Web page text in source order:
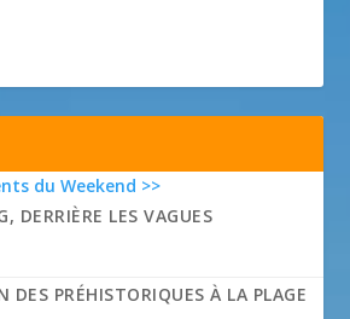
du Weekend >>
DERRIÈRE LES VAGUES
DES PRÉHISTORIQUES À LA PLAGE